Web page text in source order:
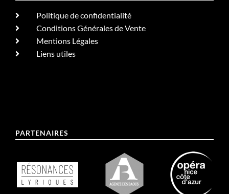
Politique de confidentialité
Conditions Générales de Vente
Mentions Légales
Liens utiles
PARTENAIRES